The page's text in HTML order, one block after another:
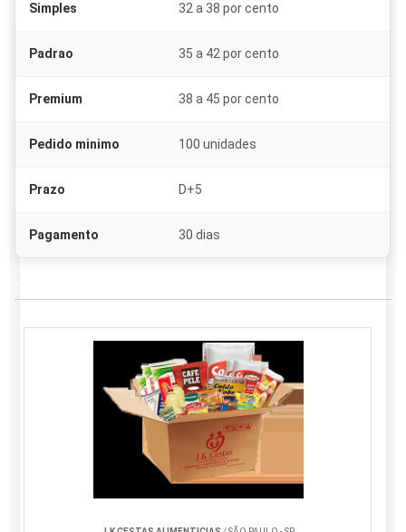
Simples 32 a 38 por cento
Padrao 35 a 42 por cento
Premium 38 a 45 por cento
Pedido minimo 100 unidades
Prazo D+5
Pagamento 30 dias